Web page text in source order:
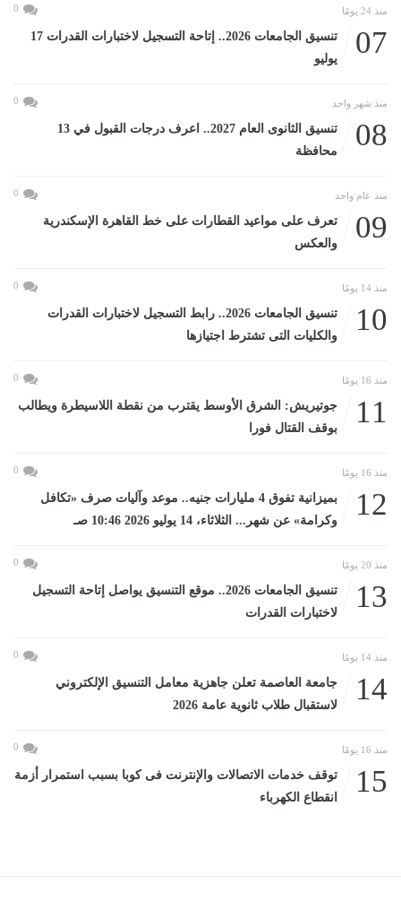
منذ 24 يومًا 0
07
تنسيق الجامعات 2026.. إتاحة التسجيل لاختبارات القدرات 17
يوليو
منذ شهر واحد 0
08
تنسيق الثانوى العام 2027.. اعرف درجات القبول في 13
محافظة
منذ عام واحد 0
09
تعرف على مواعيد القطارات على خط القاهرة الإسكندرية
والعكس
منذ 14 يومًا 0
10
تنسيق الجامعات 2026.. رابط التسجيل لاختبارات القدرات
والكليات التى تشترط اجتيازها
منذ 16 يومًا 0
11
جوتيريش: الشرق الأوسط يقترب من نقطة اللاسيطرة ويطالب
بوقف القتال فورا
منذ 16 يومًا 0
12
بميزانية تفوق 4 مليارات جنيه.. موعد وآليات صرف «تكافل
وكرامة» عن شهر... الثلاثاء، 14 يوليو 2026 10:46 صـ
منذ 20 يومًا 0
13
تنسيق الجامعات 2026.. موقع التنسيق يواصل إتاحة التسجيل
لاختبارات القدرات
منذ 14 يومًا 0
14
جامعة العاصمة تعلن جاهزية معامل التنسيق الإلكتروني
لاستقبال طلاب ثانوية عامة 2026
منذ 16 يومًا 0
15
توقف خدمات الاتصالات والإنترنت فى كوبا بسبب استمرار أزمة
انقطاع الكهرباء